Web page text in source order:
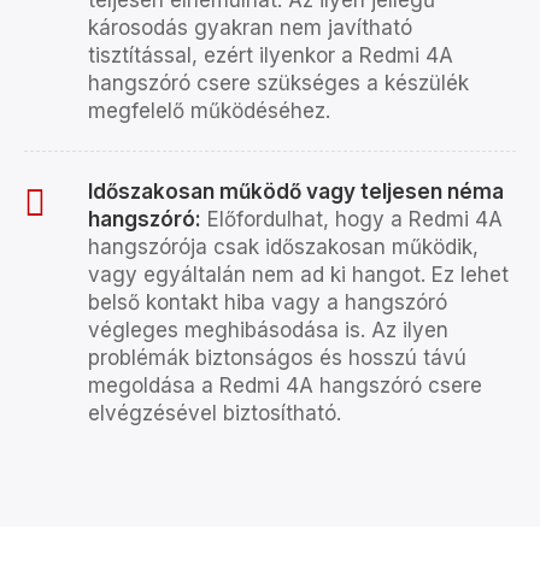
károsodás gyakran nem javítható
tisztítással, ezért ilyenkor a Redmi 4A
hangszóró csere szükséges a készülék
megfelelő működéséhez.
Időszakosan működő vagy teljesen néma
hangszóró: Előfordulhat, hogy a Redmi 4A
hangszórója csak időszakosan működik,
vagy egyáltalán nem ad ki hangot. Ez lehet
belső kontakt hiba vagy a hangszóró
végleges meghibásodása is. Az ilyen
problémák biztonságos és hosszú távú
megoldása a Redmi 4A hangszóró csere
elvégzésével biztosítható.